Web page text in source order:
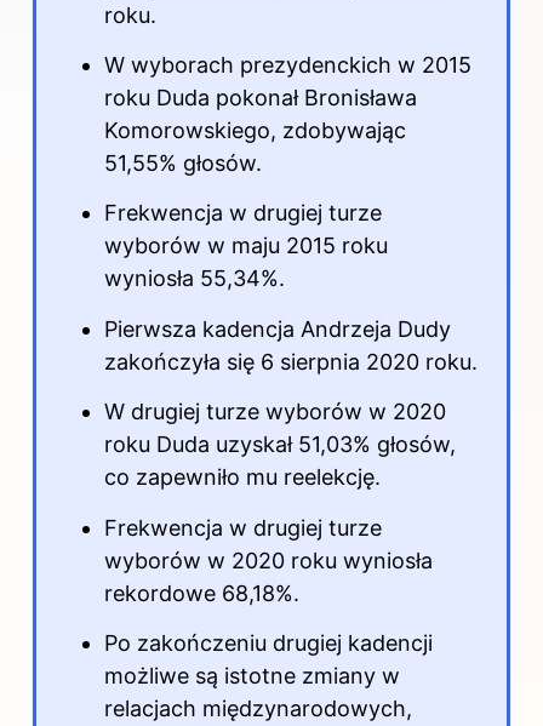
roku.
W wyborach prezydenckich w 2015
roku Duda pokonał Bronisława
Komorowskiego, zdobywając
51,55% głosów.
Frekwencja w drugiej turze
wyborów w maju 2015 roku
wyniosła 55,34%.
Pierwsza kadencja Andrzeja Dudy
zakończyła się 6 sierpnia 2020 roku.
W drugiej turze wyborów w 2020
roku Duda uzyskał 51,03% głosów,
co zapewniło mu reelekcję.
Frekwencja w drugiej turze
wyborów w 2020 roku wyniosła
rekordowe 68,18%.
Po zakończeniu drugiej kadencji
możliwe są istotne zmiany w
relacjach międzynarodowych,